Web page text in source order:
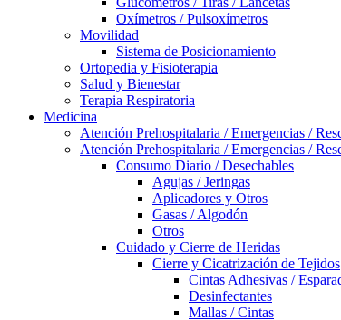
Oxímetros / Pulsoxímetros
Movilidad
Sistema de Posicionamiento
Ortopedia y Fisioterapia
Salud y Bienestar
Terapia Respiratoria
Medicina
Atención Prehospitalaria / Emergencias /
Atención Prehospitalaria / Emergencias /
Consumo Diario / Desechables
Agujas / Jeringas
Aplicadores y Otros
Gasas / Algodón
Otros
Cuidado y Cierre de Heridas
Cierre y Cicatrización de Tejidos
Cintas Adhesivas /
Desinfectantes
Mallas / Cintas